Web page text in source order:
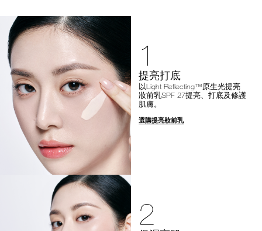
1
提亮打底
以Light Reflecting™原生光提亮
妝前乳SPF 27提亮、打底及修護
肌膚。
選購提亮妝前乳
2